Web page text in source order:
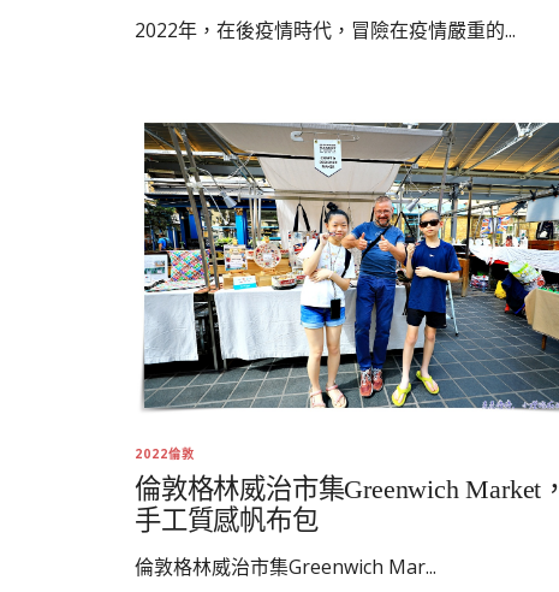
2022年，在後疫情時代，冒險在疫情嚴重的...
2022倫敦
倫敦格林威治市集Greenwich Market，
手工質感帆布包
倫敦格林威治市集Greenwich Mar...